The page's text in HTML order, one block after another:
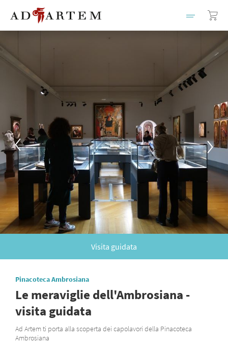
Visita guidata
Pinacoteca Ambrosiana
Le meraviglie dell'Ambrosiana -
visita guidata
Ad Artem ti porta alla scoperta dei capolavori della Pinacoteca
Ambrosiana